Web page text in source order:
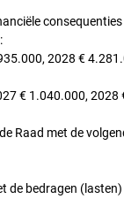
2028 €
€ 1.040.000, 2028
Raad met de
bedragen